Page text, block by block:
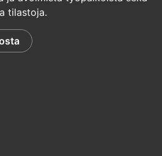
tilastoja.